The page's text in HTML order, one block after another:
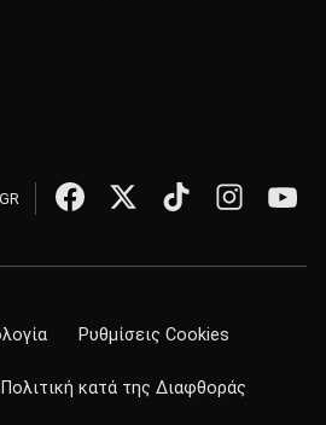
Ρυθμίσεις Cookies
Πολιτική κατά της Διαφθοράς